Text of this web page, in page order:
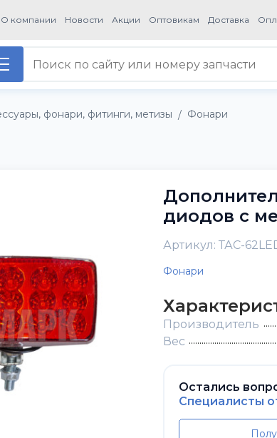
О компании Новости Акции Оптовикам Доставка
фонари, фитинги, метизы / Фонари
диодов с
Артикул: ТАС-
Фонари
Производитель
Вес
Остались
Специалисты